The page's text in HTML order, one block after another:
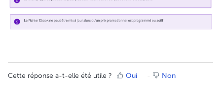
Cette réponse a-t-elle été utile ? Oui Non